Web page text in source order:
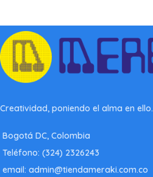
Creatividad, poniendo el alma en ello.
Bogotá DC, Colombia
Teléfono: (324) 2326243
email: admin@tiendameraki.com.co